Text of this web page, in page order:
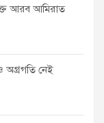
আরব আমিরাত
অগ্রগতি নেই